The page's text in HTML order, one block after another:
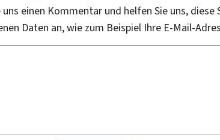
uns einen Kommentar und helfen Sie uns,
Daten an, wie zum Beispiel Ihre E-Mail-